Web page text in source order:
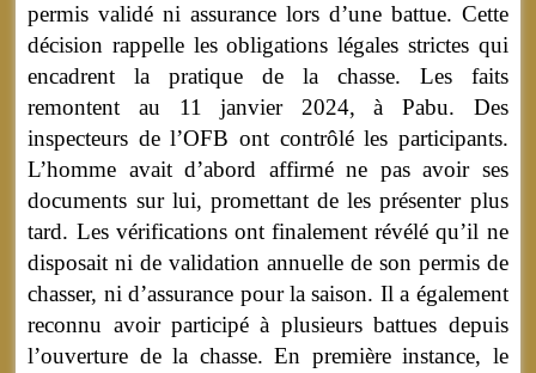
permis validé ni assurance lors d’une battue. Cette
décision rappelle les obligations légales strictes qui
encadrent la pratique de la chasse. Les faits
remontent au 11 janvier 2024, à Pabu. Des
inspecteurs de l’OFB ont contrôlé les participants.
L’homme avait d’abord affirmé ne pas avoir ses
documents sur lui, promettant de les présenter plus
tard. Les vérifications ont finalement révélé qu’il ne
disposait ni de validation annuelle de son permis de
chasser, ni d’assurance pour la saison. Il a également
reconnu avoir participé à plusieurs battues depuis
l’ouverture de la chasse. En première instance, le